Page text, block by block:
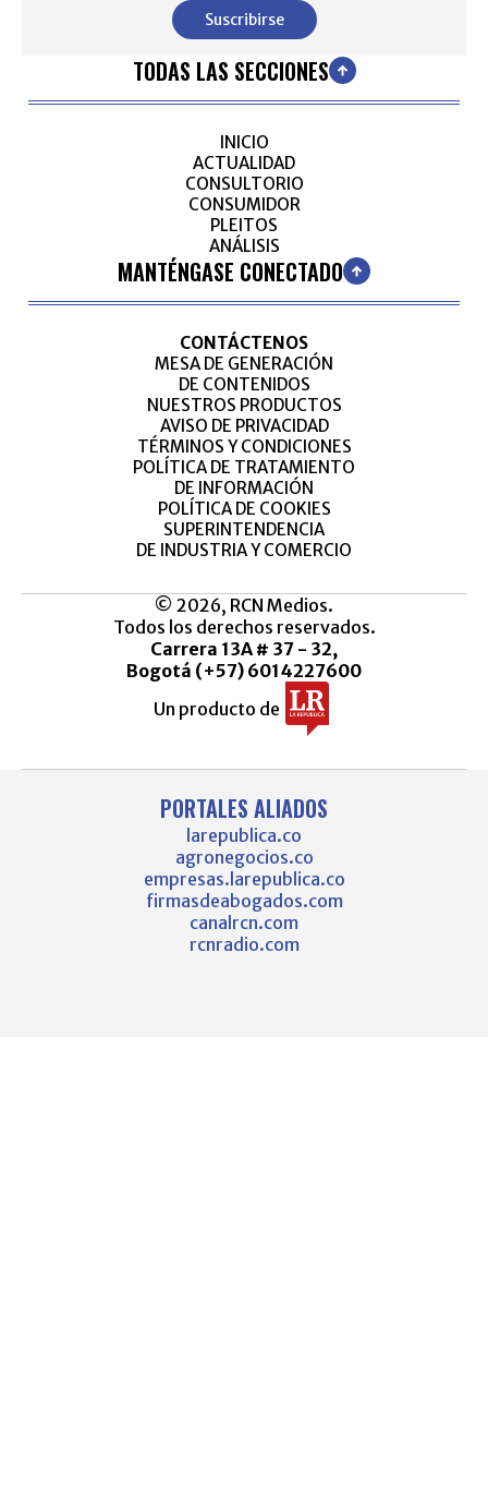
Suscribirse
TODAS LAS SECCIONES
INICIO
ACTUALIDAD
CONSULTORIO
CONSUMIDOR
PLEITOS
ANÁLISIS
MANTÉNGASE CONECTADO
CONTÁCTENOS
MESA DE GENERACIÓN
DE CONTENIDOS
NUESTROS PRODUCTOS
AVISO DE PRIVACIDAD
TÉRMINOS Y CONDICIONES
POLÍTICA DE TRATAMIENTO
DE INFORMACIÓN
POLÍTICA DE COOKIES
SUPERINTENDENCIA
DE INDUSTRIA Y COMERCIO
© 2026, RCN Medios.
Todos los derechos reservados.
Carrera 13A # 37 - 32,
Bogotá (+57) 6014227600
Un producto de
PORTALES ALIADOS
larepublica.co
agronegocios.co
empresas.larepublica.co
firmasdeabogados.com
canalrcn.com
rcnradio.com